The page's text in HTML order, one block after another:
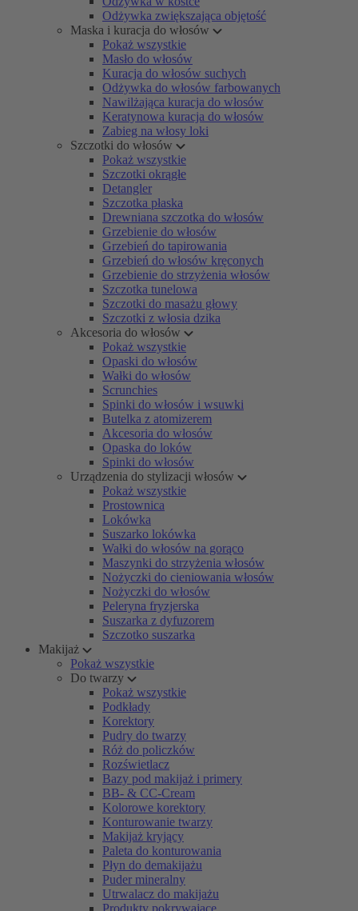
Odżywka zwiększająca objętość
Maska i kuracja do włosów
Pokaż wszystkie
Masło do włosów
Kuracja do włosów suchych
Odżywka do włosów farbowanych
Nawilżająca kuracja do włosów
Keratynowa kuracja do włosów
Zabieg na włosy loki
Szczotki do włosów
Pokaż wszystkie
Szczotki okrągłe
Detangler
Szczotka płaska
Drewniana szczotka do włosów
Grzebienie do włosów
Grzebień do tapirowania
Grzebień do włosów kręconych
Grzebienie do strzyżenia włosów
Szczotka tunelowa
Szczotki do masażu głowy
Szczotki z włosia dzika
Akcesoria do włosów
Pokaż wszystkie
Opaski do włosów
Wałki do włosów
Scrunchies
Spinki do włosów i wsuwki
Butelka z atomizerem
Akcesoria do włosów
Opaska do loków
Spinki do włosów
Urządzenia do stylizacji włosów
Pokaż wszystkie
Prostownica
Lokówka
Suszarko lokówka
Wałki do włosów na gorąco
Maszynki do strzyżenia włosów
Nożyczki do cieniowania włosów
Nożyczki do włosów
Peleryna fryzjerska
Suszarka z dyfuzorem
Szczotko suszarka
Makijaż
Pokaż wszystkie
Do twarzy
Pokaż wszystkie
Podkłady
Korektory
Pudry do twarzy
Róż do policzków
Rozświetlacz
Bazy pod makijaż i primery
BB- & CC-Cream
Kolorowe korektory
Konturowanie twarzy
Makijaż kryjący
Paleta do konturowania
Płyn do demakijażu
Puder mineralny
Utrwalacz do makijażu
Produkty pokrywające